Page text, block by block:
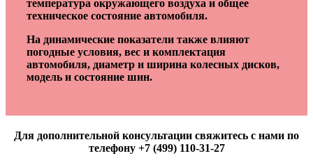
температура окружающего воздуха и общее
техническое состояние автомобиля.
На динамические показатели также влияют
погодные условия, вес и комплектация
автомобиля, диаметр и ширина колесных дисков,
модель и состояние шин.
Для дополнительной консультации свяжитесь с нами по
телефону +7 (499) 110-31-27